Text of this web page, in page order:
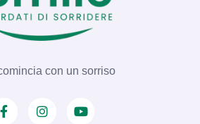
con un sorriso